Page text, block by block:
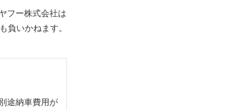
フー株式会社は
負いかねます。
途納車費用が